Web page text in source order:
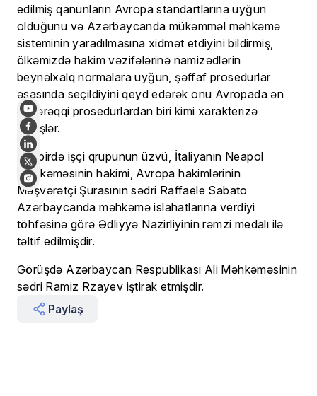
edilmiş qanunların Avropa standartlarına uyğun
olduğunu və Azərbaycanda mükəmməl məhkəmə
sisteminin yaradılmasına xidmət etdiyini bildirmiş,
ölkəmizdə hakim vəzifələrinə namizədlərin
beynəlxalq normalara uyğun, şəffaf prosedurlar
əsasında seçildiyini qeyd edərək onu Avropada ən
mütərəqqi prosedurlardan biri kimi xarakterizə
etmişlər.
Tədbirdə işçi qrupunun üzvü, İtaliyanın Neapol
Məhkəməsinin hakimi, Avropa hakimlərinin
Məşvərətçi Şurasının sədri Raffaele Sabato
Azərbaycanda məhkəmə islahatlarına verdiyi
töhfəsinə görə Ədliyyə Nazirliyinin rəmzi medalı ilə
təltif edilmişdir.
Görüşdə Azərbaycan Respublikası Ali Məhkəməsinin
sədri Ramiz Rzayev iştirak etmişdir.
Paylaş